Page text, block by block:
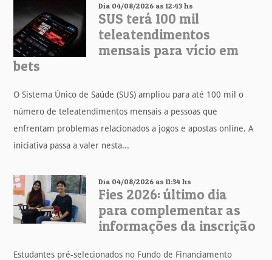
Dia 04/08/2026 as 12:43 hs
SUS terá 100 mil
teleatendimentos
mensais para vício em
bets
O Sistema Único de Saúde (SUS) ampliou para até 100 mil o
número de teleatendimentos mensais a pessoas que
enfrentam problemas relacionados a jogos e apostas online. A
iniciativa passa a valer nesta...
Dia 04/08/2026 as 11:34 hs
Fies 2026: último dia
para complementar as
informações da inscrição
Estudantes pré-selecionados no Fundo de Financiamento